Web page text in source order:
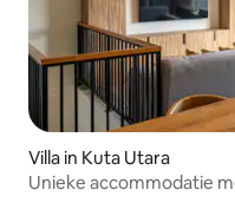
Villa in Kuta Utara
Unieke accommodatie